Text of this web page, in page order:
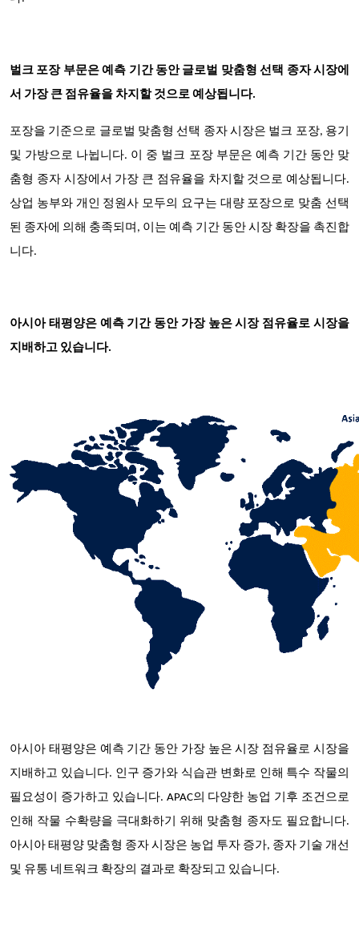
벌크 포장 부문은 예측 기간 동안 글로벌 맞춤형 선택 종자 시장에
서 가장 큰 점유율을 차지할 것으로 예상됩니다.
포장을 기준으로 글로벌 맞춤형 선택 종자 시장은 벌크 포장, 용기
및 가방으로 나뉩니다. 이 중 벌크 포장 부문은 예측 기간 동안 맞
춤형 종자 시장에서 가장 큰 점유율을 차지할 것으로 예상됩니다.
상업 농부와 개인 정원사 모두의 요구는 대량 포장으로 맞춤 선택
된 종자에 의해 충족되며, 이는 예측 기간 동안 시장 확장을 촉진합
니다.
아시아 태평양은 예측 기간 동안 가장 높은 시장 점유율로 시장을
지배하고 있습니다.
아시아 태평양은 예측 기간 동안 가장 높은 시장 점유율로 시장을
지배하고 있습니다. 인구 증가와 식습관 변화로 인해 특수 작물의
필요성이 증가하고 있습니다. APAC의 다양한 농업 기후 조건으로
인해 작물 수확량을 극대화하기 위해 맞춤형 종자도 필요합니다.
아시아 태평양 맞춤형 종자 시장은 농업 투자 증가, 종자 기술 개선
및 유통 네트워크 확장의 결과로 확장되고 있습니다.